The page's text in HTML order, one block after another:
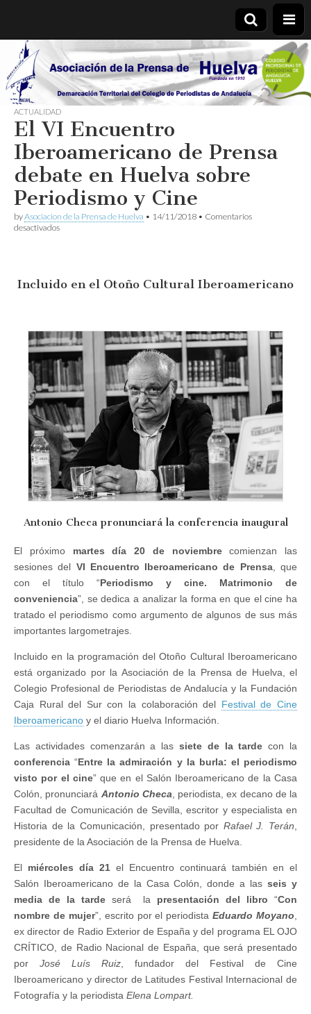
Asociación
de la
Prensa de
Huelva
ACTUALIDAD
El VI Encuentro
Iberoamericano de Prensa
debate en Huelva sobre
Periodismo y Cine
byAsociacion de la Prensa de Huelva • 14/11/2018 • Comentarios
desactivadosen
de
sobre
Periodismo
y
Cine
Incluido en el Otoño Cultural Iberoamericano
Antonio Checa pronunciará la conferencia inaugural
El próximo martes día 20 de noviembrecomienzan las
sesiones del VI Encuentro Iberoamericano de Prensa, que
con el título “Periodismo y cine. Matrimonio de
conveniencia”, se dedica a analizar la forma en que el cine ha
tratado el periodismo como argumento de algunos de sus más
importantes largometrajes.
Incluido en la programación del Otoño Cultural Iberoamericano
está organizado por la Asociación de la Prensa de Huelva, el
Colegio Profesional de Periodistas de Andalucía y la Fundación
Caja Rural del Sur con la colaboración del Festival de Cine
Iberoamericano y el diario Huelva Información.
Las actividades comenzarán a las siete de la tarde con la
conferencia “Entre la admiración y la burla: el periodismo
visto por el cine” que en el Salón Iberoamericano de la Casa
Colón, pronunciará Antonio Checa , periodista, ex decano de la
Facultad de Comunicación de Sevilla, escritor y especialista en
Historia de la Comunicación, presentado por Rafael J. Terán
presidente de la Asociación de la Prensa de Huelva.
El miércoles día 21 el Encuentro continuará también en el
Salón Iberoamericano de la Casa Colón, donde a lasseis y
media de la tardeserá la presentación del libro “Con
nombre de mujer”, escrito por el periodista Eduardo Moyano
ex director de Radio Exterior de España y del programa EL OJO
CRÍTICO, de Radio Nacional de España, que será presentado
por José Luís Ruiz , fundador del Festival de Cine
Iberoamericano y director de Latitudes Festival Internacional de
Fotografía y la periodista Elena Lompart.